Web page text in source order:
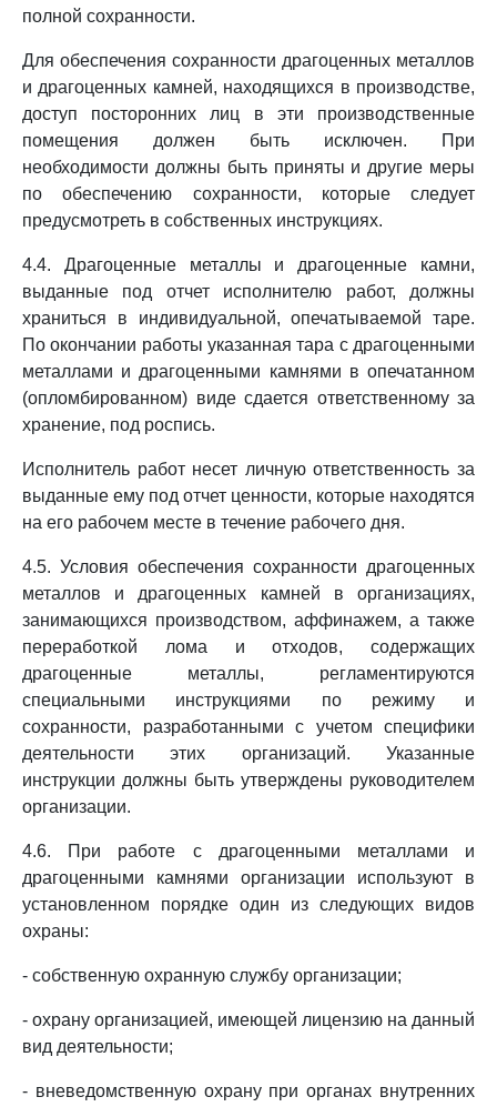
полной сохранности.
Для обеспечения сохранности драгоценных металлов
и драгоценных камней, находящихся в производстве,
доступ посторонних лиц в эти производственные
помещения должен быть исключен. При
необходимости должны быть приняты и другие меры
по обеспечению сохранности, которые следует
предусмотреть в собственных инструкциях.
4.4. Драгоценные металлы и драгоценные камни,
выданные под отчет исполнителю работ, должны
храниться в индивидуальной, опечатываемой таре.
По окончании работы указанная тара с драгоценными
металлами и драгоценными камнями в опечатанном
(опломбированном) виде сдается ответственному за
хранение, под роспись.
Исполнитель работ несет личную ответственность за
выданные ему под отчет ценности, которые находятся
на его рабочем месте в течение рабочего дня.
4.5. Условия обеспечения сохранности драгоценных
металлов и драгоценных камней в организациях,
занимающихся производством, аффинажем, а также
переработкой лома и отходов, содержащих
драгоценные металлы, регламентируются
специальными инструкциями по режиму и
сохранности, разработанными с учетом специфики
деятельности этих организаций. Указанные
инструкции должны быть утверждены руководителем
организации.
4.6. При работе с драгоценными металлами и
драгоценными камнями организации используют в
установленном порядке один из следующих видов
охраны:
- собственную охранную службу организации;
- охрану организацией, имеющей лицензию на данный
вид деятельности;
- вневедомственную охрану при органах внутренних